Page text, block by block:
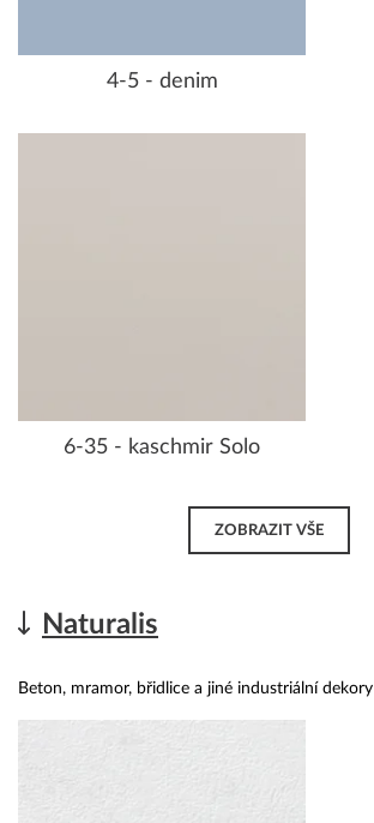
4-5 - denim
6-35 - kaschmir Solo
ZOBRAZIT VŠE
Naturalis
Beton, mramor, břidlice a jiné industriální dekory